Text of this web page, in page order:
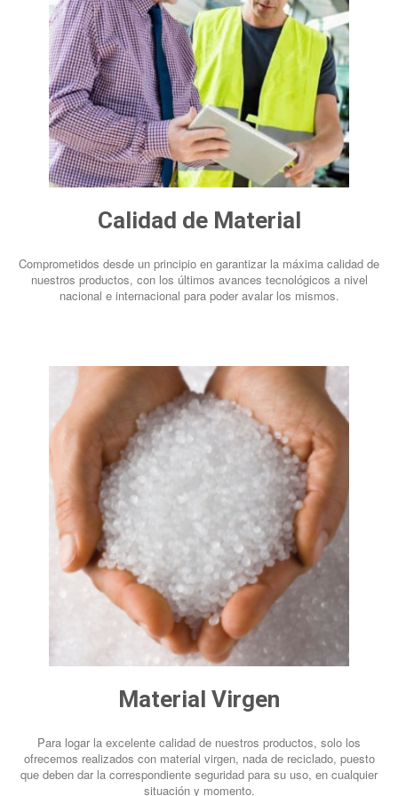
Calidad de Material
Comprometidos desde un principio en garantizar la máxima calidad de
nuestros productos, con los últimos avances tecnológicos a nivel
nacional e internacional para poder avalar los mismos.
Material Virgen
Para logar la excelente calidad de nuestros productos, solo los
ofrecemos realizados con material virgen, nada de reciclado, puesto
que deben dar la correspondiente seguridad para su uso, en cualquier
situación y momento.